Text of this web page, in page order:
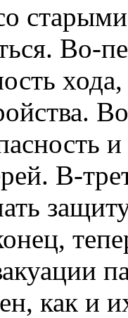
Во-
В-
как и